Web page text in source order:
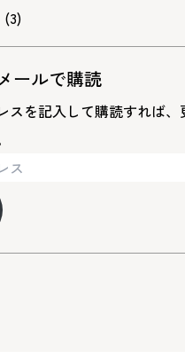
(3)
ールで購読
スを記入して購読すれば